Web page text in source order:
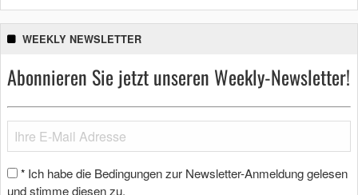
WEEKLY NEWSLETTER
Abonnieren Sie jetzt unseren Weekly-Newsletter!
* Ich habe die Bedingungen zur Newsletter-Anmeldung gelesen
und stimme diesen zu.